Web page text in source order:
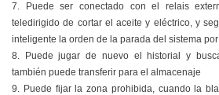
7. Puede ser conectado con el relais
teledirigido de cortar el aceite y eléctrico, y
inteligente la orden de la parada del sistema
8. Puede jugar de nuevo el historial y
también puede transferir para el almacenaje
9. Puede fijar la zona prohibida, cuando la